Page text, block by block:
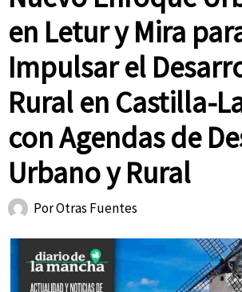
en Letur y Mira
Impulsar el
Rural en Castilla-
con Agendas de
Urbano y Rural
PorOtras Fuentes